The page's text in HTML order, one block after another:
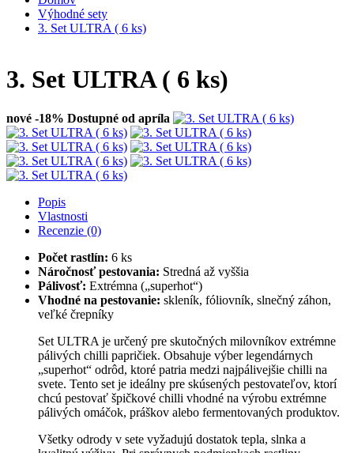
Výhodné sety
3. Set ULTRA ( 6 ks)
3. Set ULTRA ( 6 ks)
nové -18% Dostupné od apríla
Popis
Vlastnosti
Recenzie (0)
Počet rastlín: 6 ks
Náročnosť pestovania: Stredná až vyššia
Pálivosť: Extrémna („superhot“)
Vhodné na pestovanie: skleník, fóliovník, slnečný záhon,
veľké črepníky
Set ULTRA je určený pre skutočných milovníkov extrémne
pálivých chilli papričiek. Obsahuje výber legendárnych
„superhot“ odrôd, ktoré patria medzi najpálivejšie chilli na
svete. Tento set je ideálny pre skúsených pestovateľov, ktorí
chcú pestovať špičkové chilli vhodné na výrobu extrémne
pálivých omáčok, práškov alebo fermentovaných produktov.
Všetky odrody v sete vyžadujú dostatok tepla, slnka a